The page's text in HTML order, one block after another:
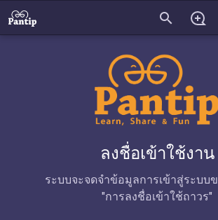
search
ลงชื่อเข้าใช้งาน
ระบบจะจดจำข้อมูลการเข้าสู่ระบ
"การลงชื่อเข้าใช้ถาวร"